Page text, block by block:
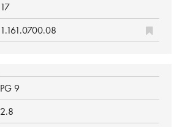
17
1.161.0700.08
PG 9
2.8